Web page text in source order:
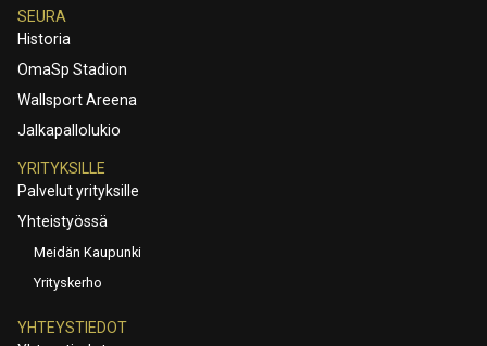
SEURA
Historia
OmaSp Stadion
Wallsport Areena
Jalkapallolukio
YRITYKSILLE
Palvelut yrityksille
Yhteistyössä
Meidän Kaupunki
Yrityskerho
YHTEYSTIEDOT